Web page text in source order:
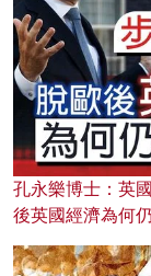
孔永樂博士：英
後英國經濟為何